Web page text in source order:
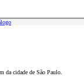
da cidade de São Paulo.